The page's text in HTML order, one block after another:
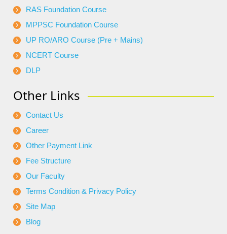
RAS Foundation Course
MPPSC Foundation Course
UP RO/ARO Course (Pre + Mains)
NCERT Course
DLP
Other Links
Contact Us
Career
Other Payment Link
Fee Structure
Our Faculty
Terms Condition & Privacy Policy
Site Map
Blog